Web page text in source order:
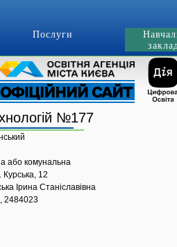
Послуги
№177
або комунальна
Курська, 12
Ірина Станіславівна
2484023